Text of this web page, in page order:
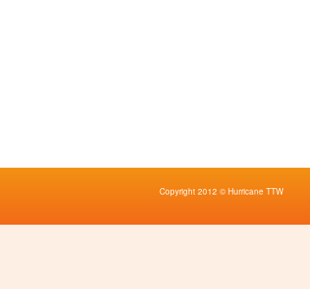
Copyright 2012 © Hurricane TTW